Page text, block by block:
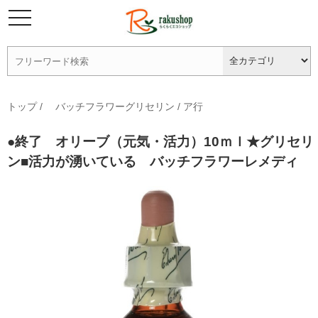
トップ/ バッチフラワーグリセリン / ア行
●終了 オリーブ（元気・活力）10ｍｌ★グリセリ
ン■活力が湧いている バッチフラワーレメディ